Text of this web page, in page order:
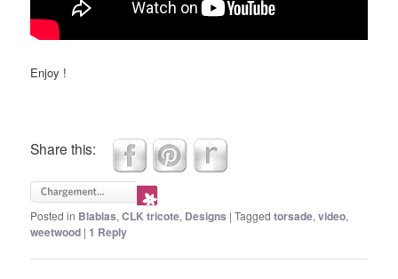
Enjoy !
Share this:
Posted in Blablas,CLK tricote, Designs |Tagged torsade,video,
weetwood | 1 Reply